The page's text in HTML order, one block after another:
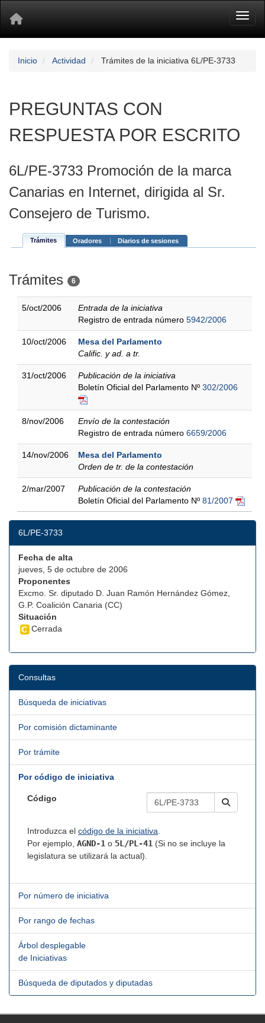
Inicio Actividad Trámites de la iniciativa 6L/PE-3733
PREGUNTAS CON
RESPUESTA POR ESCRITO
6L/PE-3733 Promoción de la marca
Canarias en Internet, dirigida al Sr.
Consejero de Turismo.
Trámites Oradores Diarios de sesiones
Trámites 6
5/oct/2006
Entrada de la iniciativa
Registro de entrada número 5942/2006
10/oct/2006
Mesa del Parlamento
Calific. y ad. a tr.
31/oct/2006
Publicación de la iniciativa
Boletín Oficial del Parlamento Nº 302/2006
8/nov/2006
Envío de la contestación
Registro de entrada número 6659/2006
14/nov/2006
Mesa del Parlamento
Orden de tr. de la contestación
2/mar/2007
Publicación de la contestación
Boletín Oficial del Parlamento Nº 81/2007
6L/PE-3733
Fecha de alta
jueves, 5 de octubre de 2006
Proponentes
Excmo. Sr. diputado D. Juan Ramón Hernández Gómez,
G.P. Coalición Canaria (CC)
Situación
Cerrada
Consultas
Búsqueda de iniciativas
Por comisión dictaminante
Por trámite
Por código de iniciativa
Código
Introduzca el código de la iniciativa.
Por ejemplo, AGND-1 o 5L/PL-41 (Si no se incluye la
legislatura se utilizará la actual).
Por número de iniciativa
Por rango de fechas
Árbol desplegable
de Iniciativas
Búsqueda de diputados y diputadas